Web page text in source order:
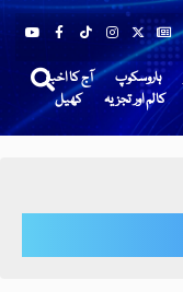
آج کا اخبار ہاروسکوپ
کھیل
کالم اور تجزیہ